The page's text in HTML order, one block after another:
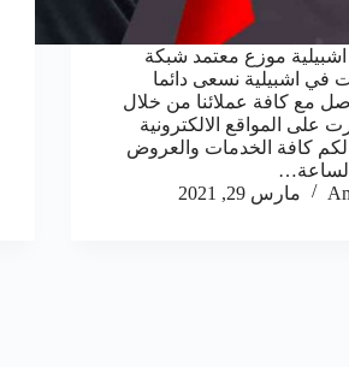
موزع معتمد شبكة
في اشبيلية نسعى دائما
مع كافة عملائنا من خلال
على المواقع الالكترونية
لكم كافة الخدمات والعروض
مارس 29, 2021